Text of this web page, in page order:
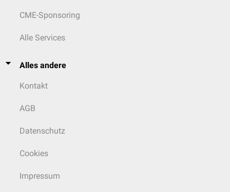
CME-Sponsoring
Alle Services
Alles andere
Kontakt
AGB
Datenschutz
Cookies
Impressum